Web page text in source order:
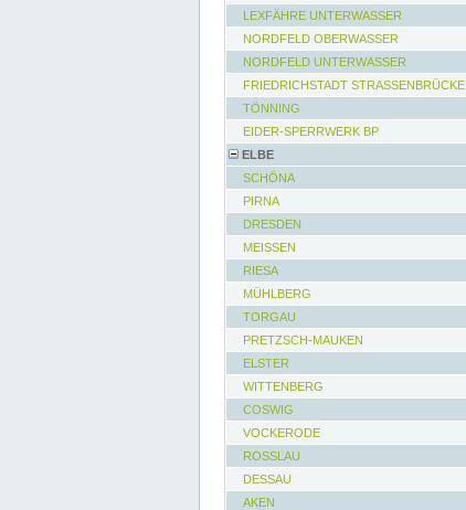
LEXFÄHRE UNTERWASSER
NORDFELD OBERWASSER
NORDFELD UNTERWASSER
FRIEDRICHSTADT STRASSENBRÜCKE
TÖNNING
EIDER-SPERRWERK BP
ELBE
SCHÖNA
PIRNA
DRESDEN
MEISSEN
RIESA
MÜHLBERG
TORGAU
PRETZSCH-MAUKEN
ELSTER
WITTENBERG
COSWIG
VOCKERODE
ROSSLAU
DESSAU
AKEN